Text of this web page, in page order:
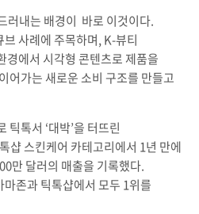
러내는 배경이 바로 이것이다.
사례에 주목하며, K-뷰티
경에서 시각형 콘텐츠로 제품을
어가는 새로운 소비 구조를 만들고
틱톡서 ‘대박’을 터뜨린
샵 스킨케어 카테고리에서 1년 만에
만 달러의 매출을 기록했다.
존과 틱톡샵에서 모두 1위를